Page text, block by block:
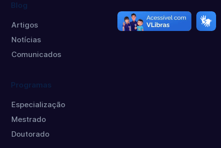
Blog
Artigos
Notícias
Comunicados
Programas
Especialização
Mestrado
Doutorado